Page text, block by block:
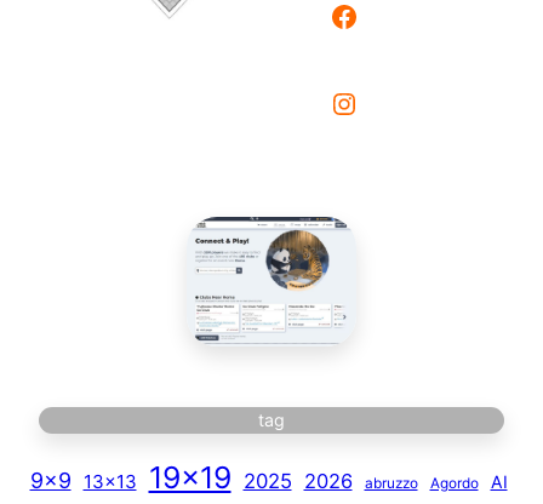
Facebook
Instagram
tag
9×9 13×13 19×19 2025 2026 abruzzo Agordo AI